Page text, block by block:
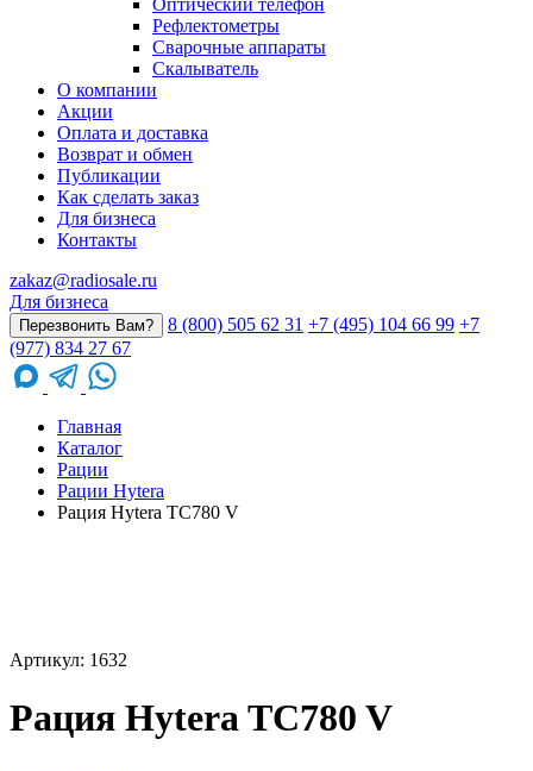
Оптический телефон
Рефлектометры
Сварочные аппараты
Скалыватель
О компании
Акции
Оплата и доставка
Возврат и обмен
Публикации
Как сделать заказ
Для бизнеса
Контакты
zakaz@radiosale.ru
Для бизнеса
Перезвонить Вам? 8 (800) 505 62 31 +7 (495) 104 66 99 +7
(977) 834 27 67
Главная
Каталог
Рации
Рации Hytera
Рация Hytera TC780 V
Артикул: 1632
Рация Hytera TC780 V